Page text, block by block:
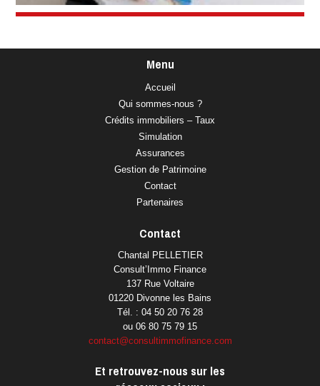
Menu
Accueil
Qui sommes-nous ?
Crédits immobiliers – Taux
Simulation
Assurances
Gestion de Patrimoine
Contact
Partenaires
Contact
Chantal PELLETIER
Consult’Immo Finance
137 Rue Voltaire
01220 Divonne les Bains
Tél. : 04 50 20 76 28
ou 06 80 75 79 15
contact@consultimmofinance.com
Et retrouvez-nous sur les